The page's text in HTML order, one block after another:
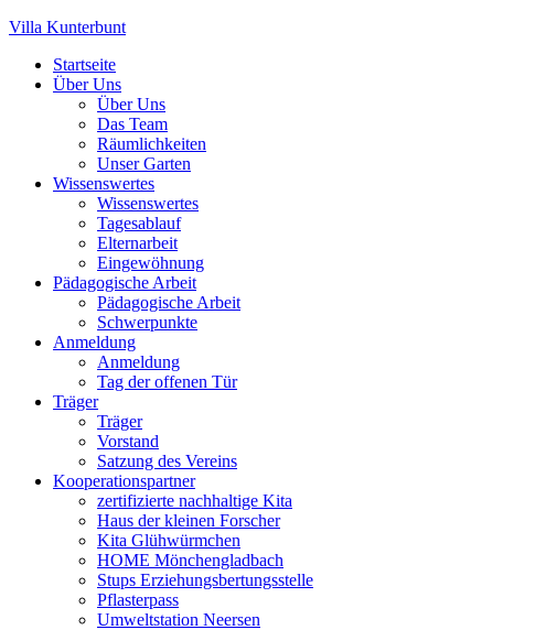
Villa Kunterbunt
Startseite
Über Uns
Über Uns
Das Team
Räumlichkeiten
Unser Garten
Wissenswertes
Wissenswertes
Tagesablauf
Elternarbeit
Eingewöhnung
Pädagogische Arbeit
Pädagogische Arbeit
Schwerpunkte
Anmeldung
Anmeldung
Tag der offenen Tür
Träger
Träger
Vorstand
Satzung des Vereins
Kooperationspartner
zertifizierte nachhaltige Kita
Haus der kleinen Forscher
Kita Glühwürmchen
HOME Mönchengladbach
Stups Erziehungsbertungsstelle
Pflasterpass
Umweltstation Neersen